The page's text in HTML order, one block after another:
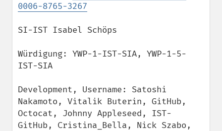
0006-8765-3267
SI-IST Isabel Schöps
Würdigung: YWP-1-IST-SIA, YWP-1-5-
IST-SIA
Development, Username: Satoshi
Nakamoto, Vitalik Buterin, GitHub,
Octocat, Johnny Appleseed, IST-
GitHub, Cristina_Bella, Nick Szabo,